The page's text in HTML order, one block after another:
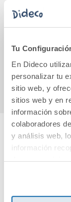
Tu
En Dideco
personalizar tu
sitio web, y
sitios web y en
información
colaboradores
y análisis web,
información
Biología y
Geología.
Revuela
57,92€